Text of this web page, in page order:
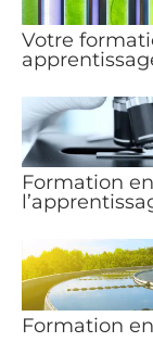
Votre
Formation
Formation